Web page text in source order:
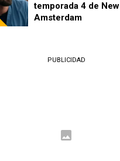
temporada 4 de New
Amsterdam
PUBLICIDAD